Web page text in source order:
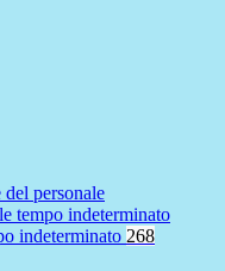
personale
tempo indeterminato
indeterminato 268